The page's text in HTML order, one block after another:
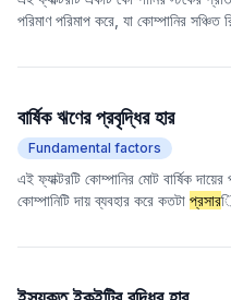
পরিমাণ পরিমাপ করে, যা কোম্পানির
নির্দেশক হিসাবে, এটি বিনিয়োগকারীদের
এবং বিকাশের সম্ভাবনা প্রতিফলিত করে।
করে যে কোম্পানির ঝুঁকি প্রতিরোধের ক্ষমতা
রয়েছে।
বার্ষিক ঋণের প্রবৃদ্ধির হার
Fundamental factors
এই ফ্যাক্টরটি কোম্পানির মোট বার্ষিক
কোম্পানিটি দায় ব্যবহার করে কতটা প্রসার
কোম্পানিটি সক্রিয়ভাবেপ্রসারিত হচ্ছে বা
বেড়েছে বা এর অর্থায়ন কার্যক্রম কমে